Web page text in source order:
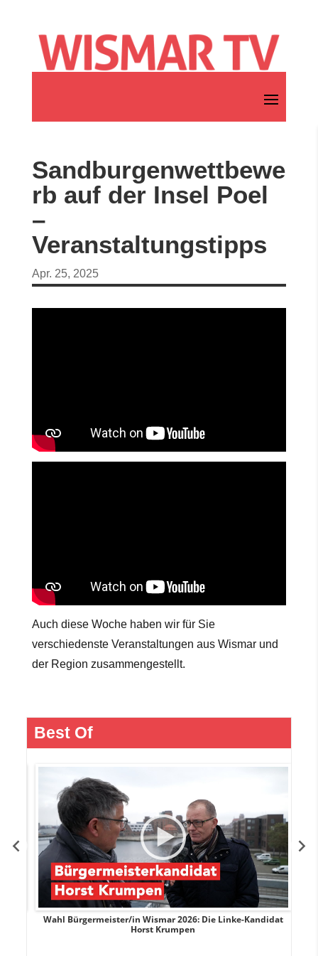
Sandburgenwettbewe
rb auf der Insel Poel
–
Veranstaltungstipps
Apr. 25, 2025
Auch diese Woche haben wir für Sie
verschiedenste Veranstaltungen aus Wismar und
der Region zusammengestellt.
Best Of
Wahl Bürgermeister/in Wismar 2026: Die Linke-Kandidat
Horst Krumpen